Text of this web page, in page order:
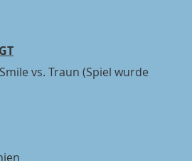
vs. Traun (Spiel wurde